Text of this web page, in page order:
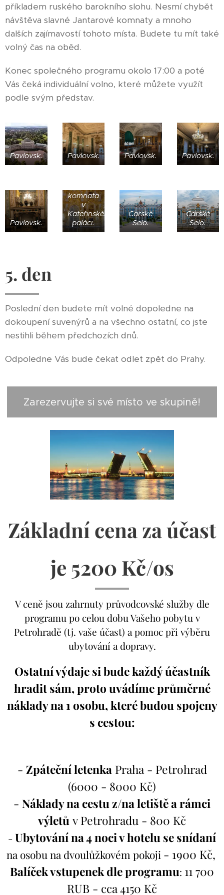
příkladem ruského barokního slohu. Nesmí chybět
návštěva slavné Jantarové komnaty a mnoho
dalších zajímavostí tohoto místa. Budete tu mít také
volný čas na oběd.
Konec společného programu okolo 17:00 a poté
Vás čeká individuální volno, které můžete využít
podle svým představ.
Pavlovsk. Pavlovsk. Pavlovsk. Pavlovsk.
Pavlovsk.
komnata
v
Kateřinském
paláci.
Carské
Selo.
Carské
Selo.
5. den
Poslední den budete mít volné dopoledne na
dokoupení suvenýrů a na všechno ostatní, co jste
nestihli během předchozích dnů.
Odpoledne Vás bude čekat odlet zpět do Prahy.
Zarezervujte si své místo ve skupině!
Základní cena za účast
je 5200 Kč/os
V ceně jsou zahrnuty průvodcovské služby dle
programu po celou dobu Vašeho pobytu v
Petrohradě (tj. vaše účast) a pomoc při výběru
ubytování a dopravy.
Ostatní výdaje si bude každý účastník
hradit sám, proto uvádíme průměrné
náklady na 1 osobu, které budou spojeny
s cestou:
- Zpáteční letenka Praha - Petrohrad
(6000 - 8000 Kč)
- Náklady na cestu z/na letiště a rámci
výletů v Petrohradu - 800 Kč
-Ubytování na 4 noci v hotelu se snídaní
na osobu na dvoulůžkovém pokoji - 1900 Kč,
Balíček vstupenek dle programu: 11 700
RUB - cca 4150 Kč